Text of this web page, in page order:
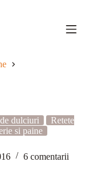
dulciuri
Retete
si paine
6 comentarii